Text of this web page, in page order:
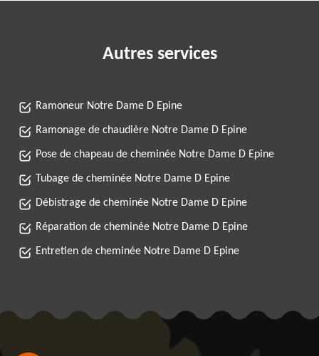
Autres services
Ramoneur Notre Dame D Epine
Ramonage de chaudière Notre Dame D Epine
Pose de chapeau de cheminée Notre Dame D Epine
Tubage de cheminée Notre Dame D Epine
Débistrage de cheminée Notre Dame D Epine
Réparation de cheminée Notre Dame D Epine
Entretien de cheminée Notre Dame D Epine